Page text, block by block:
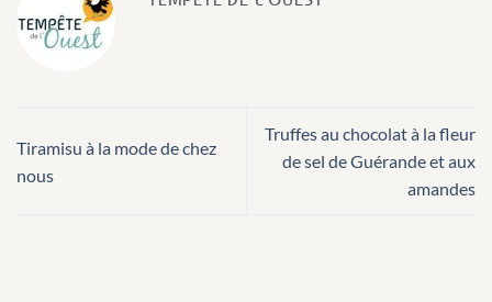
Tiramisu à la mode de chez
nous
Truffes au chocolat à la fleur
de sel de Guérande et aux
amandes